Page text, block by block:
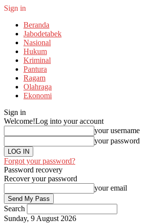
Sign in
Beranda
Jabodetabek
Nasional
Hukum
Kriminal
Pantura
Ragam
Olahraga
Ekonomi
Sign in
Welcome!Log into your account
your username
your password
Forgot your password?
Password recovery
Recover your password
your email
Search
Sunday, 9 August 2026